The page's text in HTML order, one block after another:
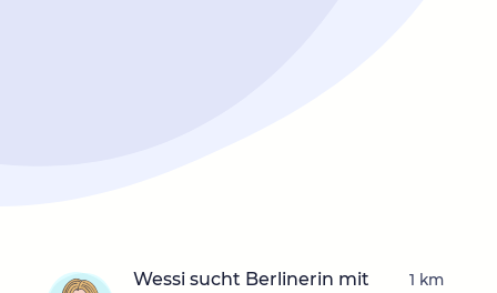
Wessi sucht Berlinerin mit
1 km